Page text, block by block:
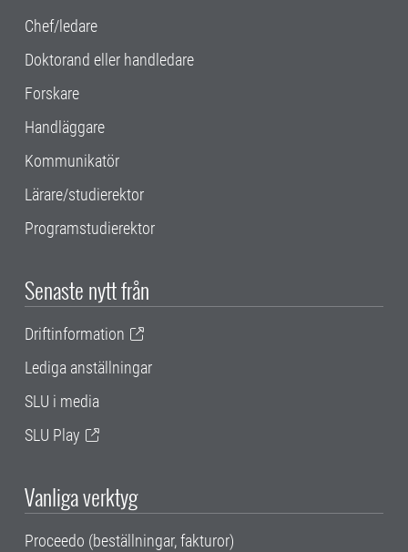
Chef/ledare
Doktorand eller handledare
Forskare
Handläggare
Kommunikatör
Lärare/studierektor
Programstudierektor
Senaste nytt från
Driftinformation
Lediga anställningar
SLU i media
SLU Play
Vanliga verktyg
Proceedo (beställningar, fakturor)